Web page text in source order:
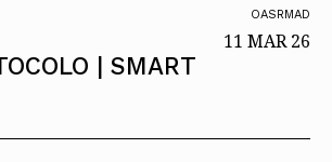
OASRMAD
11 MAR 26
| SMART